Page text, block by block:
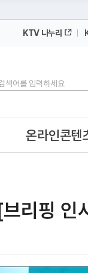
KTV 나누리
검색
온라인콘텐
리핑 인